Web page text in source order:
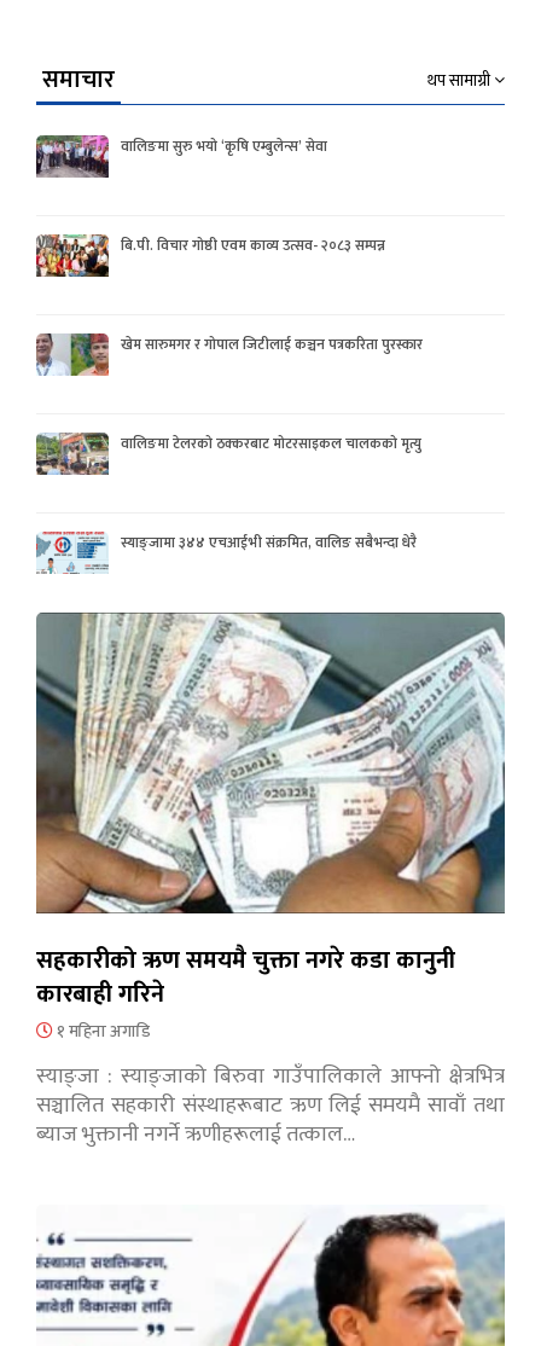
समाचार थप सामाग्री
वालिङमा सुरु भयो ‘कृषि एम्बुलेन्स’ सेवा
बि.पी. विचार गोष्ठी एवम काव्य उत्सव- २०८३ सम्पन्न
खेम सारुमगर र गोपाल जिटीलाई कञ्चन पत्रकरिता पुरस्कार
वालिङमा टेलरको ठक्करबाट मोटरसाइकल चालकको मृत्यु
स्याङ्जामा ३४४ एचआईभी संक्रमित, वालिङ सबैभन्दा धेरै
सहकारीको ऋण समयमै चुक्ता नगरे कडा कानुनी
कारबाही गरिने
१ महिना अगाडि
स्याङ्जा : स्याङ्जाको बिरुवा गाउँपालिकाले आफ्नो क्षेत्रभित्र
सञ्चालित सहकारी संस्थाहरूबाट ऋण लिई समयमै सावाँ तथा
ब्याज भुक्तानी नगर्ने ऋणीहरूलाई तत्काल…